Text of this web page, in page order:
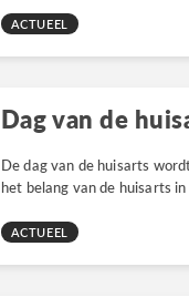
ACTUEEL
Dag van de
De dag van de huisarts
het belang van de huisarts in
ACTUEEL